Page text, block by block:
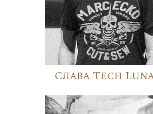
Слава Tech